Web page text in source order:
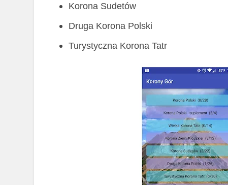
Korona Sudetów
Druga Korona Polski
Turystyczna Korona Tatr